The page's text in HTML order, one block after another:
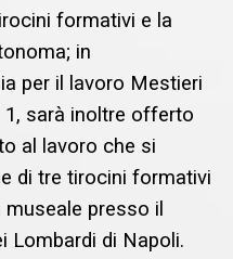
formativi e la
in
per il lavoro Mestieri
1, sarà inoltre offerto
al lavoro che si
di tre tirocini formativi
presso il
Lombardi di Napoli.